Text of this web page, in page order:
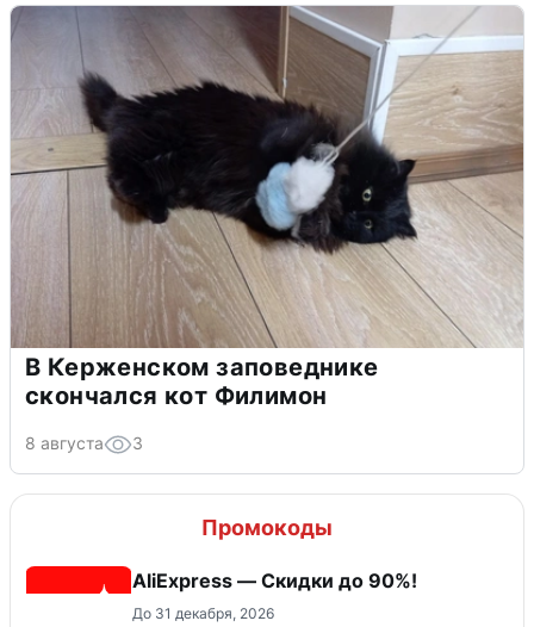
В Керженском заповеднике
скончался кот Филимон
8 августа 3
Промокоды
AliExpress — Скидки до 90%!
До 31 декабря, 2026